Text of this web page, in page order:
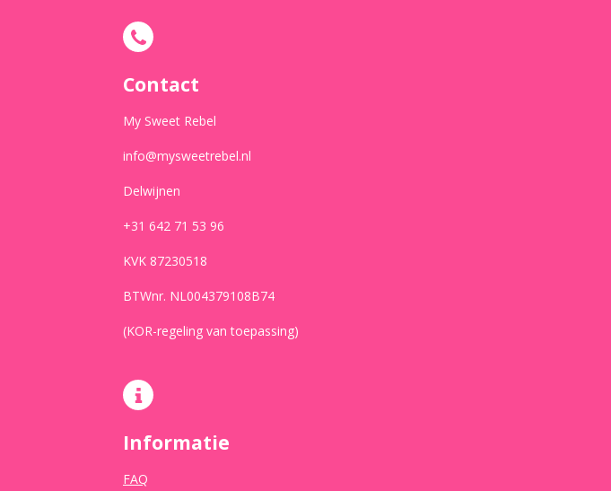
e
b
o
k
a
Contact
My Sweet Rebel
info@mysweetrebel.nl
Delwijnen
+31 642 71 53 96
KVK 87230518
BTWnr. NL004379108B74
(KOR-regeling van toepassing)
Informatie
FAQ